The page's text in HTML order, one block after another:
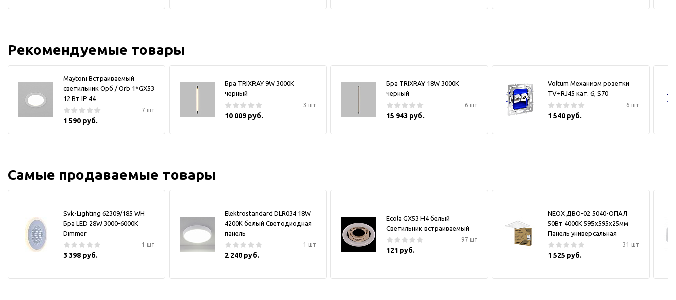
Рекомендуемые товары
Maytoni Встраиваемый
светильник Орб / Orb 1*GX53
12 Вт IP 44
7 шт
1 590 руб.
Бра TRIXRAY 9W 3000К
черный
3 шт
10 009 руб.
Бра TRIXRAY 18W 3000К
черный
6 шт
15 943 руб.
Voltum Механизм розетки
TV+RJ45 кат. 6, S70
6 шт
1 540 руб.
Самые продаваемые товары
Svk-Lighting 62309/185 WH
Бра LED 28W 3000-6000K
Dimmer
1 шт
3 398 руб.
Elektrostandard DLR034 18W
4200K белый Светодиодная
панель
1 шт
2 240 руб.
Ecola GX53 H4 белый
Светильник встраиваемый
97 шт
121 руб.
NEOX ДВО-02 5040-ОПАЛ
50Вт 4000К 595х595х25мм
Панель универсальная
31 шт
1 525 руб.